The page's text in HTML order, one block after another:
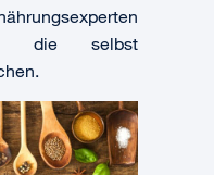
die selbst